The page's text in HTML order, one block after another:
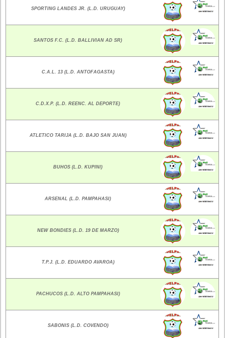
SPORTING LANDES JR. (L.D. URUGUAY)
SANTOS F.C. (L.D. BALLIVIAN AD SR)
C.A.L. 13 (L.D. ANTOFAGASTA)
C.D.X.P. (L.D. REENC. AL DEPORTE)
ATLETICO TARIJA (L.D. BAJO SAN JUAN)
BUHOS (L.D. KUPINI)
ARSENAL (L.D. PAMPAHASI)
NEW BONDIES (L.D. 19 DE MARZO)
T.P.J. (L.D. EDUARDO AVAROA)
PACHUCOS (L.D. ALTO PAMPAHASI)
SABONIS (L.D. COVENDO)